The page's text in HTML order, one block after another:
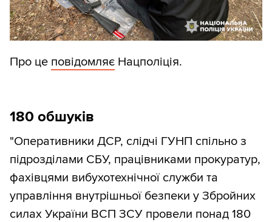
Про це повідомляє Нацполіція.
180 обшуків
"Оперативники ДСР, слідчі ГУНП спільно з
підрозділами СБУ, працівниками прокуратур,
фахівцями вибухотехнічної служби та
управління внутрішньої безпеки у Збройних
силах України ВСП ЗСУ провели понад 180